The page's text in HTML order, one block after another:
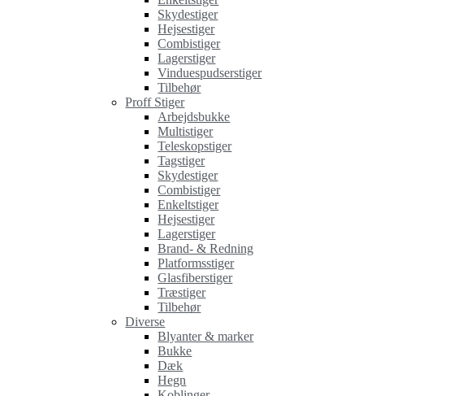
Skydestiger
Hejsestiger
Combistiger
Lagerstiger
Vinduespudserstiger
Tilbehør
Proff Stiger
Arbejdsbukke
Multistiger
Teleskopstiger
Tagstiger
Skydestiger
Combistiger
Enkeltstiger
Hejsestiger
Lagerstiger
Brand- & Redning
Platformsstiger
Glasfiberstiger
Træstiger
Tilbehør
Diverse
Blyanter & marker
Bukke
Dæk
Hegn